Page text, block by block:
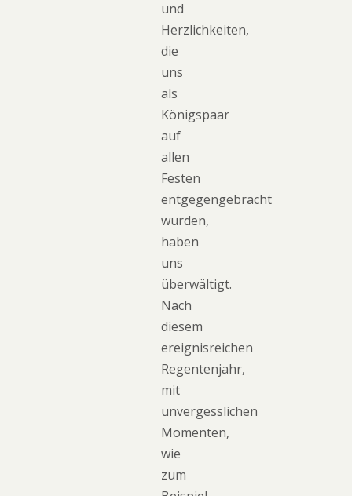
und
Herzlichkeiten,
die
uns
als
Königspaar
auf
allen
Festen
entgegengebracht
wurden,
haben
uns
überwältigt.
Nach
diesem
ereignisreichen
Regentenjahr,
mit
unvergesslichen
Momenten,
wie
zum